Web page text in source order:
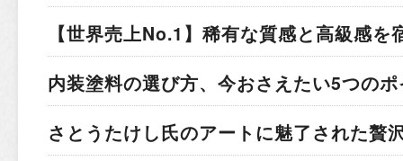
【世界売上No.1】稀有な質感と高級感を
内装塗料の選び方、今おさえたい5つの
さとうたけし氏のアートに魅了された贅